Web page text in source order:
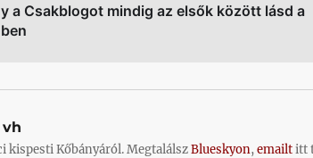
a Csakblogot mindig az elsők között lásd a
kispesti Kőbányáról. MegtalálszBlueskyon,emailtitt